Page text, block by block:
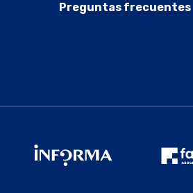
Preguntas frecuentes